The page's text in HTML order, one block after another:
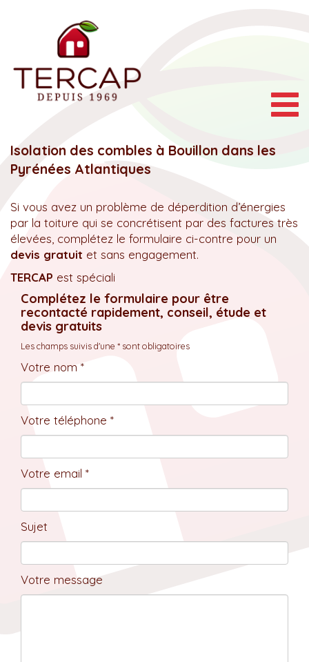
Isolation des combles à Bouillon dans les
Pyrénées Atlantiques
Si vous avez un problème de déperdition d’énergies
par la toiture qui se concrétisent par des factures très
élevées, complétez le formulaire ci-contre pour un
devis gratuit et sans engagement.
TERCAP est spéciali
Complétez le formulaire pour être
recontacté rapidement, conseil, étude et
devis gratuits
Les champs suivis d'une * sont obligatoires
Votre nom *
Votre téléphone *
Votre email *
Sujet
Votre message